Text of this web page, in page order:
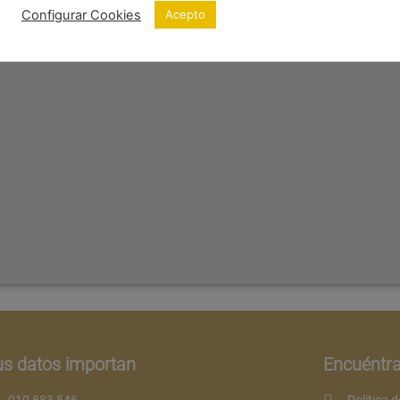
datos importan
Configurar Cookies Acepto